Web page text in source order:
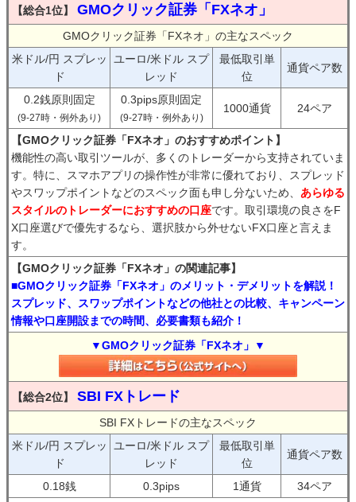
【総合1位】 GMOクリック証券「FXネオ」
GMOクリック証券「FXネオ」の主なスペック
米ドル/円 スプレッ
ド
ユーロ/米ドル スプ
レッド
最低取引単
位
通貨ペア数
0.2銭原則固定
(9-27時・例外あり)
0.3pips原則固定
(9-27時・例外あり)
1000通貨 24ペア
【GMOクリック証券「FXネオ」のおすすめポイント】
機能性の高い取引ツールが、多くのトレーダーから支持されていま
す。特に、スマホアプリの操作性が非常に優れており、スプレッド
やスワップポイントなどのスペック面も申し分ないため、 あらゆる
スタイルのトレーダーにおすすめの口座です。取引環境の良さをF
X口座選びで優先するなら、選択肢から外せないFX口座と言えま
す。
【GMOクリック証券「FXネオ」の関連記事】
■GMOクリック証券「FXネオ」のメリット・デメリットを解説！
スプレッド、スワップポイントなどの他社との比較、キャンペーン
情報や口座開設までの時間、必要書類も紹介！
▼GMOクリック証券「FXネオ」▼
【総合2位】 SBI FXトレード
SBI FXトレードの主なスペック
米ドル/円 スプレッ
ド
ユーロ/米ドル スプ
レッド
最低取引単
位
通貨ペア数
0.18銭 0.3pips 1通貨
34ペア